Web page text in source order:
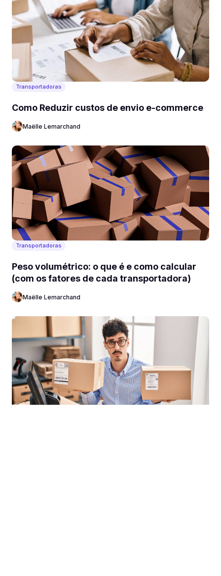
Transportadoras
Como Reduzir custos de envio e-commerce
Maëlle Lemarchand
Transportadoras
Peso volumétrico: o que é e como calcular
(com os fatores de cada transportadora)
Maëlle Lemarchand